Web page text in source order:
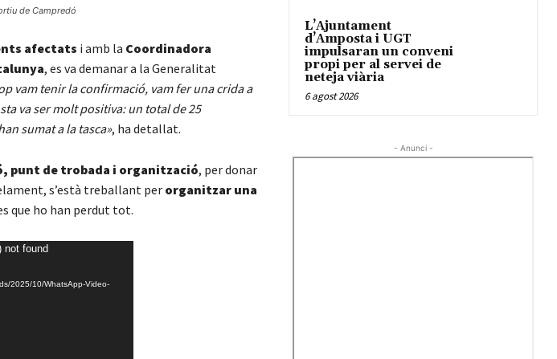
de Campredó
afectats i amb la Coordinadora
, es va demanar a la Generalitat
vam tenir la confirmació, vam fer una crida a
va ser molt positiva: un total de 25
sumat a la tasca», ha detallat.
punt de trobada i organització, per donar
s’està treballant per organitzar una
que ho han perdut tot.
not found
2025/10/WhatsApp-Video-
L’Ajuntament
d’Amposta i UGT
impulsaran un conveni
propi per al servei de
neteja viària
6 agost 2026
- Anunci -